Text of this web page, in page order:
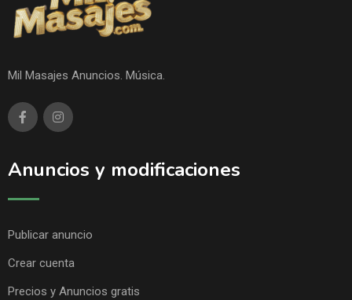
Mil Masajes Anuncios. Música.
Anuncios y modificaciones
Publicar anuncio
Crear cuenta
Precios y Anuncios gratis